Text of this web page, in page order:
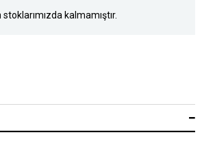
stoklarımızda kalmamıştır.